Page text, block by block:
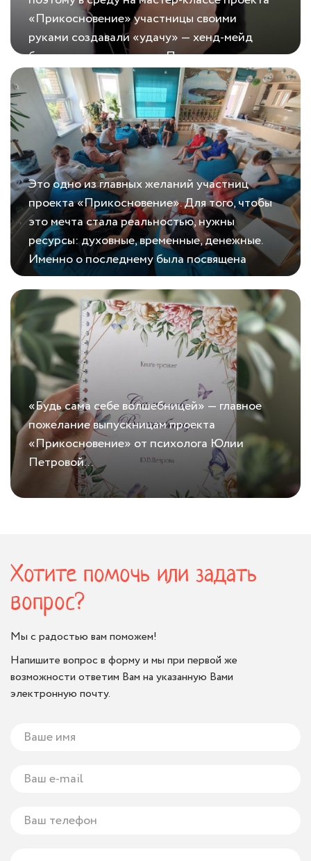
Создать удачу
«Прикосновение» участницы своими
руками создавали «удачу» — хенд-мейд
брошь «девочка-удача». Психолог проекта
Юлия Петрова уверена, что творчество
имеет терапевтический эффект....
Дом — полная чаша
Это одно из главных желаний участниц
проекта «Прикосновение». Для того, чтобы
это мечта стала реальностью, нужны
ресурсы: духовные, временные, денежные.
Именно о последнему была посвящена
предыдущая встреча....
«Будь сама себе волшебницей» — главное
пожелание выпускницам проекта
«Прикосновение» от психолога Юлии
Петровой...
Хотите помочь или задать
вопрос?
Мы с радостью вам поможем!
Напишите вопрос в форму и мы при первой же
возможности ответим Вам на указанную Вами
электронную почту.